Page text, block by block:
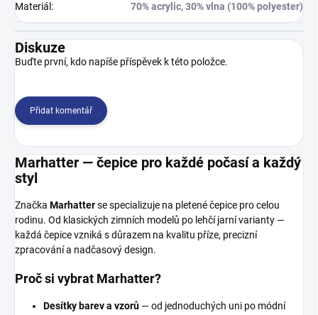
Materiál : 70% acrylic, 30% vlna (100% polyester)
Diskuze
Buďte první, kdo napíše příspěvek k této položce.
Přidat komentář
Marhatter — čepice pro každé počasí a každý
styl
Značka Marhatterse specializuje na pletené čepice pro celou
rodinu. Od klasických zimních modelů po lehčí jarní varianty —
každá čepice vzniká s důrazem na kvalitu příze, precizní
zpracování a nadčasový design.
Proč si vybrat Marhatter?
Desítky barev a vzorů — od jednoduchých uni po módní